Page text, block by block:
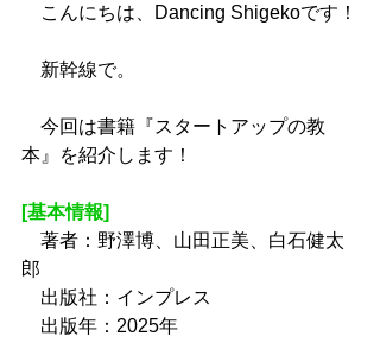
こんにちは、Dancing Shigekoです！
新幹線で。
今回は書籍『スタートアップの教
本』を紹介します！
[基本情報]
著者：野澤博、山田正美、白石健太
郎
出版社：インプレス
出版年：2025年